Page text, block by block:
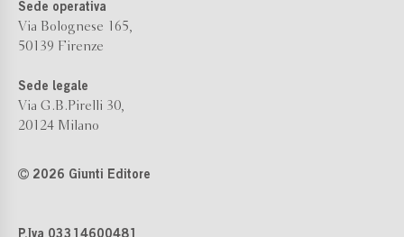
Sede operativa
Via Bolognese 165,
50139 Firenze
Sede legale
Via G.B.Pirelli 30,
20124 Milano
2026 Giunti Editore